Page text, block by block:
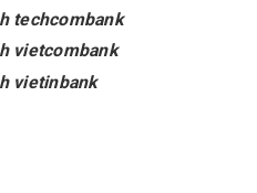
techcombank
vietcombank
vietinbank